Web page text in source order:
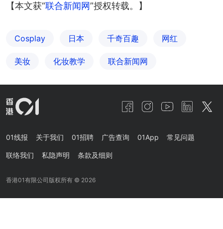
【本文获“联合新闻网”授权转载。】
Cosplay 日本 千奇百趣 网红
美妆 化妆教学 联合新闻网
01线报 关于我们 01招聘 广告查询 01App 常见问题
联络我们 私隐声明 条款及细则
香港01有限公司版权所有 © 2026